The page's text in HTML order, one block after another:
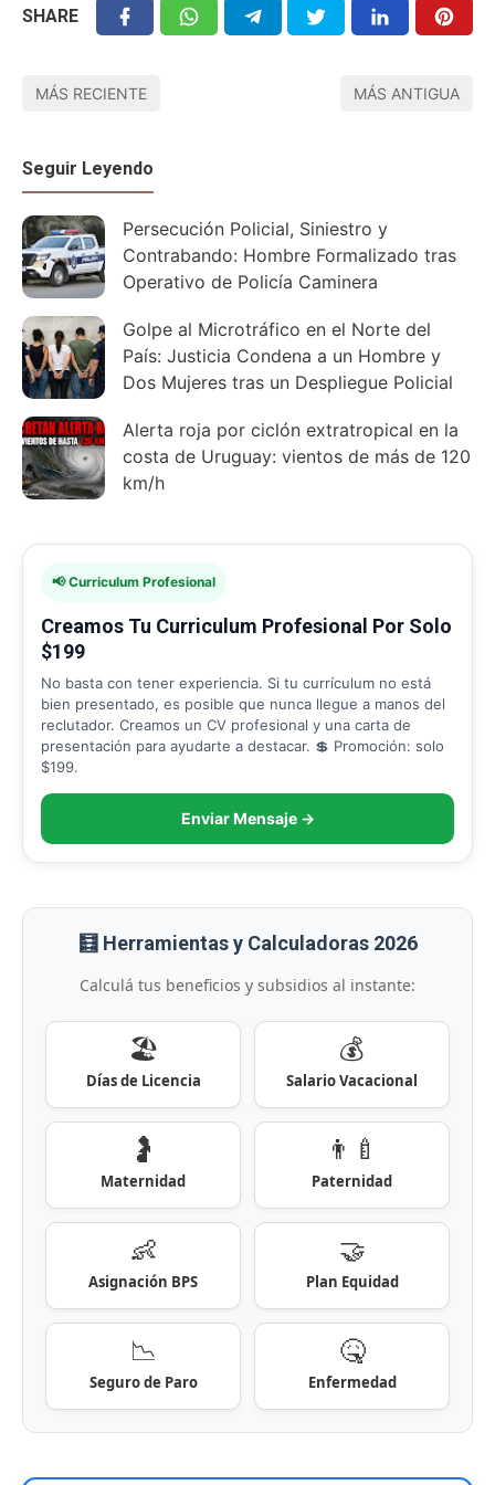
SHARE
MÁS RECIENTE MÁS ANTIGUA
Seguir Leyendo
Persecución Policial, Siniestro y
Contrabando: Hombre Formalizado tras
Operativo de Policía Caminera
Golpe al Microtráfico en el Norte del
País: Justicia Condena a un Hombre y
Dos Mujeres tras un Despliegue Policial
Alerta roja por ciclón extratropical en la
costa de Uruguay: vientos de más de 120
km/h
📢 Curriculum Profesional
Creamos Tu Curriculum Profesional Por Solo
$199
No basta con tener experiencia. Si tu currículum no está
bien presentado, es posible que nunca llegue a manos del
reclutador. Creamos un CV profesional y una carta de
presentación para ayudarte a destacar. 💲 Promoción: solo
$199.
Enviar Mensaje →
🧮 Herramientas y Calculadoras 2026
Calculá tus beneficios y subsidios al instante:
🏖️
Días de Licencia
💰
Salario Vacacional
🤰
Maternidad
👨‍🍼
Paternidad
👶
Asignación BPS
🤝
Plan Equidad
📉
Seguro de Paro
🤒
Enfermedad